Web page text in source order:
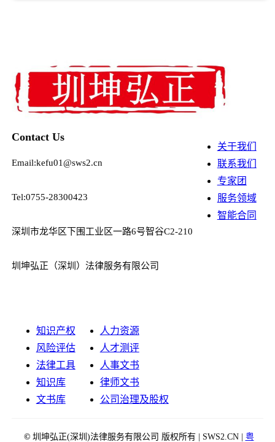
Contact Us
Email:kefu01@sws2.cn
Tel:0755-28300423
深圳市龙华区下围工业区一路6号智谷C2-210
圳坤弘正（深圳）法律服务有限公司
关于我们
联系我们
专家团
服务领域
智能合同
知识产权
风险评估
法律工具
知识库
文书库
人力资源
人才测评
人事文书
律师文书
公司治理及股权
©圳坤弘正(深圳)法律服务有限公司 版权所有 | SWS2.CN | 粤